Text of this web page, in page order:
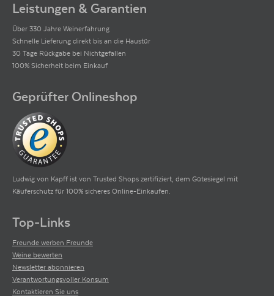
Leistungen & Garantien
Über 330 Jahre Weinerfahrung
Schnelle Lieferung direkt bis an die Haustür
30 Tage Rückgabe bei Nichtgefallen
100% Sicherheit beim Einkauf
Geprüfter Onlineshop
Ludwig von Kapff ist von Trusted Shops zertifiziert, dem Gütesiegel mit
Käuferschutz für 100% sicheres Online-Einkaufen.
Top-Links
Freunde werben Freunde
Weine bewerten
Newsletter abonnieren
Verantwortungsvoller Konsum
Kontaktieren Sie uns